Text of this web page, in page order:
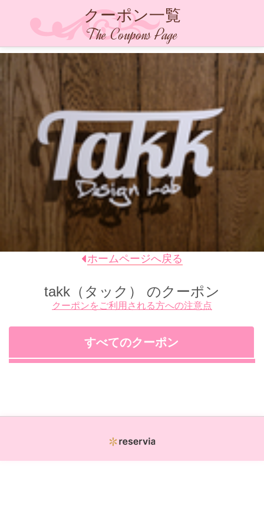
クーポン一覧
The Coupons Page
ホームページへ戻る
takk（タック） のクーポン
クーポンをご利用される方への注意点
すべてのクーポン